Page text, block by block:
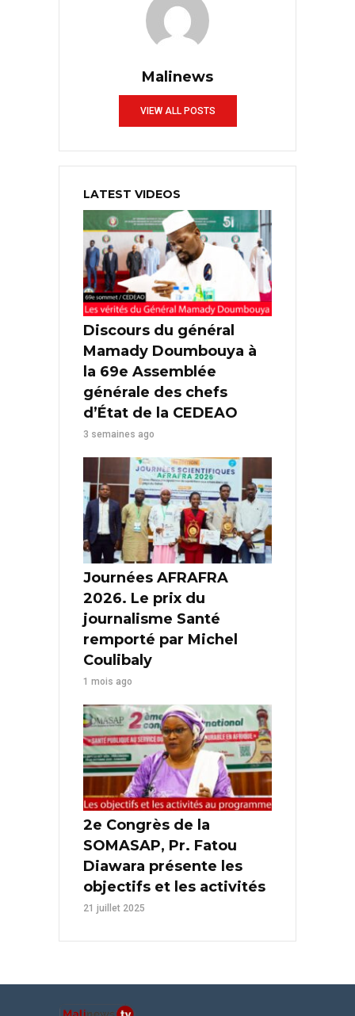
Malinews
VIEW ALL POSTS
LATEST VIDEOS
Discours du général
Mamady Doumbouya à
la 69e Assemblée
générale des chefs
d’État de la CEDEAO
3 semaines ago
Journées AFRAFRA
2026. Le prix du
journalisme Santé
remporté par Michel
Coulibaly
1 mois ago
2e Congrès de la
SOMASAP, Pr. Fatou
Diawara présente les
objectifs et les activités
21 juillet 2025